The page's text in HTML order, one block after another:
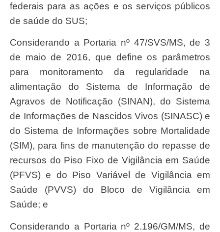
federais para as ações e os serviços públicos
de saúde do SUS;
Considerando a Portaria nº 47/SVS/MS, de 3
de maio de 2016, que define os parâmetros
para monitoramento da regularidade na
alimentação do Sistema de Informação de
Agravos de Notificação (SINAN), do Sistema
de Informações de Nascidos Vivos (SINASC) e
do Sistema de Informações sobre Mortalidade
(SIM), para fins de manutenção do repasse de
recursos do Piso Fixo de Vigilância em Saúde
(PFVS) e do Piso Variável de Vigilância em
Saúde (PVVS) do Bloco de Vigilância em
Saúde; e
Considerando a Portaria nº 2.196/GM/MS, de